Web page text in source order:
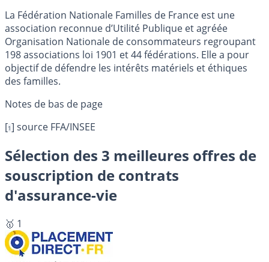
La Fédération Nationale Familles de France est une
association reconnue d’Utilité Publique et agréée
Organisation Nationale de consommateurs regroupant
198 associations loi 1901 et 44 fédérations. Elle a pour
objectif de défendre les intérêts matériels et éthiques
des familles.
[1] source FFA/INSEE
Sélection des 3 meilleures offres de
souscription de contrats
d'assurance-vie
🥇 1